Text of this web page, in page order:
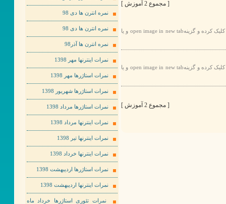
[ مجموع 2 آموزش ]
برای مشاهده عکس ها به صورت بهتر لطفا روی عکس مورد نظر راست کلیک کرده و گزینهopen image in new tab و یا
برای مشاهده عکس ها به صورت بهتر لطفا روی عکس مورد نظر راست کلیک کرده و گزینهopen image in new tab و یا
[ مجموع 2 آموزش ]
نمره انترن ها دی 98
نمره انترن ها دی 98
نمره انترن ها آذر98
نمرات اینترنها مهر 1398
نمرات استاژرها مهر 1398
نمرات استاژرها شهریور 1398
نمرات استاژرها مرداد 1398
نمرات اینترنها مرداد 1398
نمرات اینترنها تیر 1398
نمرات اینترنها خرداد 1398
نمرات استاژرها اردیبهشت 1398
نمرات اینترنها اردیبهشت 1398
نمرات تئوری استاژرها خرداد ماه